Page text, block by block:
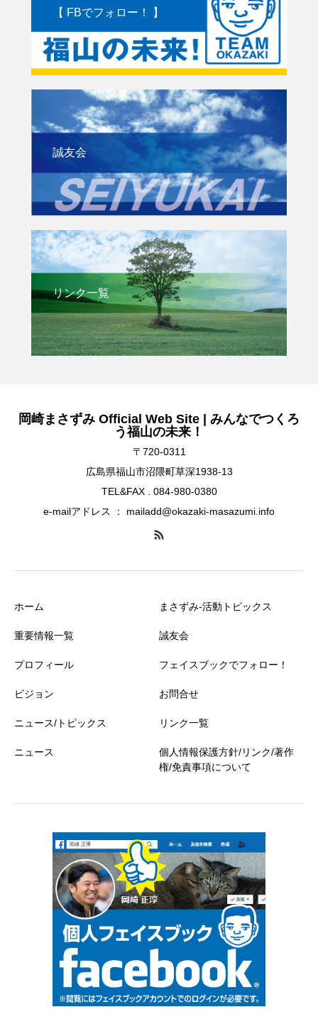
【 FBでフォロー！ 】
誠友会
リンク一覧
岡崎まさずみ Official Web Site | みんなでつくろ
う福山の未来！
〒720-0311
広島県福山市沼隈町草深1938-13
TEL&FAX . 084-980-0380
e-mailアドレス ： mailadd@okazaki-masazumi.info
ホーム
重要情報一覧
プロフィール
ビジョン
ニュース/トピックス
ニュース
まさずみ-活動トピックス
誠友会
フェイスブックでフォロー！
お問合せ
リンク一覧
個人情報保護方針/リンク/著作
権/免責事項について